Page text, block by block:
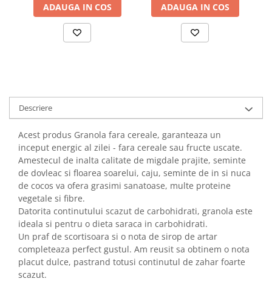
ADAUGA IN COS ADAUGA IN COS
Descriere
Acest produs Granola fara cereale, garanteaza un
inceput energic al zilei - fara cereale sau fructe uscate.
Amestecul de inalta calitate de migdale prajite, seminte
de dovleac si floarea soarelui, caju, seminte de in si nuca
de cocos va ofera grasimi sanatoase, multe proteine
vegetale si fibre.
Datorita continutului scazut de carbohidrati, granola este
ideala si pentru o dieta saraca in carbohidrati.
Un praf de scortisoara si o nota de sirop de artar
completeaza perfect gustul. Am reusit sa obtinem o nota
placut dulce, pastrand totusi continutul de zahar foarte
scazut.